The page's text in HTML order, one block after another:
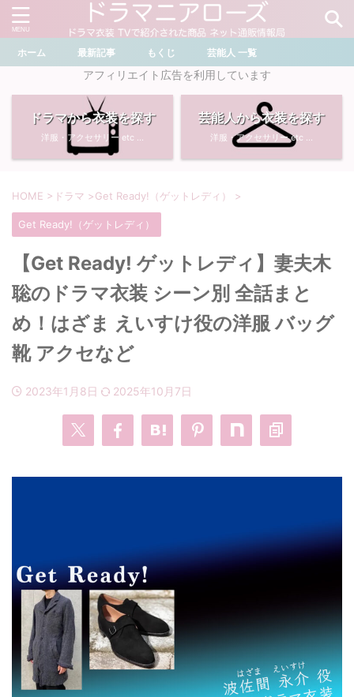
＼ ドラマ・芸能人を検索 ／
おすすめ検索ワード
川口春奈
・石原さとみ
・ 菜々緒
・堀田真由
・ 多部未華子
・ 広瀬すず
・あのクズ
無能の鷹
・若草物語
・ 畑芽育
・ わたしの宝物
・ ライオンの隠れ家
・
・バッグ
・腕時計
ホーム 最新記事 もくじ 芸能人 一覧
アフィリエイト広告を利用しています
ドラマから衣装を探す
洋服・アクセサリー etc ...
芸能人から衣装を探す
洋服・アクセサリー etc ...
HOME > ドラマ >Get Ready!（ゲットレディ） >
Get Ready!（ゲットレディ）
【Get Ready! ゲットレディ】妻夫木
聡のドラマ衣装 シーン別 全話まと
め！はざま えいすけ役の洋服 バッグ
靴 アクセなど
2023年1月8日 2025年10月7日